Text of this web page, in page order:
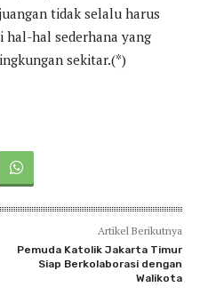
tidak selalu harus
hal-hal sederhana yang
sekitar.(*)
Artikel Berikutnya
Pemuda Katolik Jakarta Timur
Siap Berkolaborasi dengan
Walikota